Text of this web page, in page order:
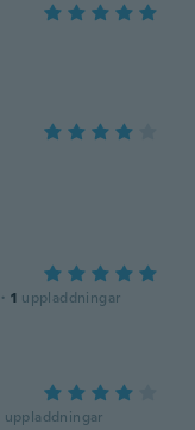
· 1 uppladdningar
uppladdningar